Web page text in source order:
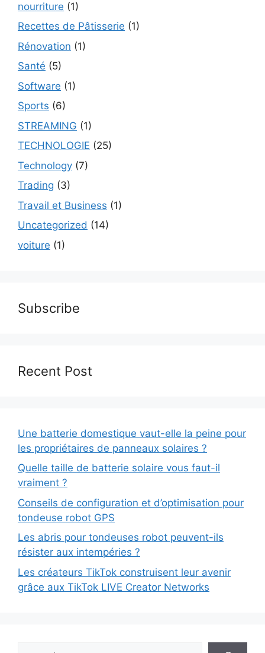
nourriture (1)
Recettes de Pâtisserie (1)
Rénovation (1)
Santé (5)
Software (1)
Sports (6)
STREAMING (1)
TECHNOLOGIE (25)
Technology (7)
Trading (3)
Travail et Business (1)
Uncategorized (14)
voiture (1)
Subscribe
Recent Post
Une batterie domestique vaut-elle la peine pour
les propriétaires de panneaux solaires ?
Quelle taille de batterie solaire vous faut-il
vraiment ?
Conseils de configuration et d’optimisation pour
tondeuse robot GPS
Les abris pour tondeuses robot peuvent-ils
résister aux intempéries ?
Les créateurs TikTok construisent leur avenir
grâce aux TikTok LIVE Creator Networks